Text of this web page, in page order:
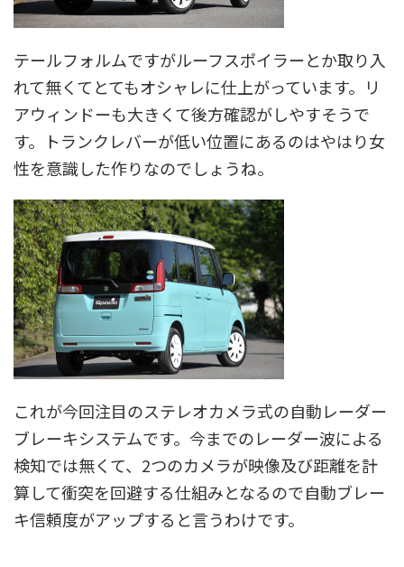
テールフォルムですがルーフスポイラーとか取り入
れて無くてとてもオシャレに仕上がっています。リ
アウィンドーも大きくて後方確認がしやすそうで
す。トランクレバーが低い位置にあるのはやはり女
性を意識した作りなのでしょうね。
これが今回注目のステレオカメラ式の自動レーダー
ブレーキシステムです。今までのレーダー波による
検知では無くて、2つのカメラが映像及び距離を計
算して衝突を回避する仕組みとなるので自動ブレー
キ信頼度がアップすると言うわけです。